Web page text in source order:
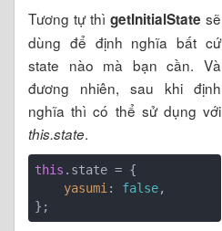
Tương tự thì getInitialState sẽ
dùng để định nghĩa bất cứ
state nào mà bạn cần. Và
đương nhiên, sau khi định
nghĩa thì có thể sử dụng với
this.state.
this .state = {
yasumi: false,